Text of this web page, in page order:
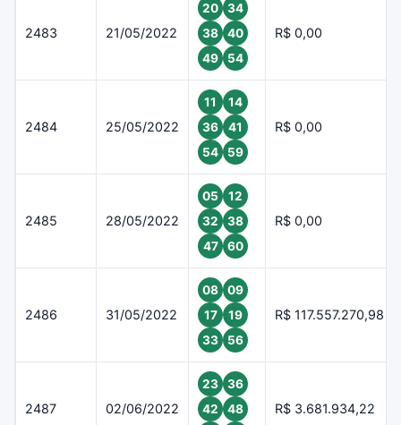
2483 21/05/2022
20
34
38
40
49
54
R$ 0,00
2484 25/05/2022
11
14
36
41
54
59
R$ 0,00
2485 28/05/2022
05
12
32
38
47
60
R$ 0,00
2486 31/05/2022
08
09
17
19
33
56
R$ 117.557.270,98
2487 02/06/2022
23
36
42
48
R$ 3.681.934,22